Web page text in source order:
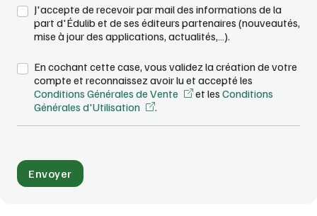
J'accepte de recevoir par mail des informations de la
part d'Édulib et de ses éditeurs partenaires (nouveautés,
mise à jour des applications, actualités,…).
En cochant cette case, vous validez la création de votre
compte et reconnaissez avoir lu et accepté les
Conditions Générales de Vente
et les Conditions
Générales d'Utilisation
.